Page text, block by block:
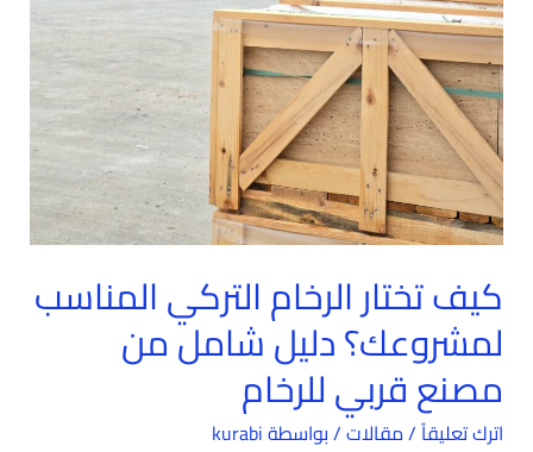
كيف تختار الرخام التركي المناسب
لمشروعك؟ دليل شامل من
مصنع قربي للرخام
اترك تعليقاً/مقالات/ بواسطةkurabi